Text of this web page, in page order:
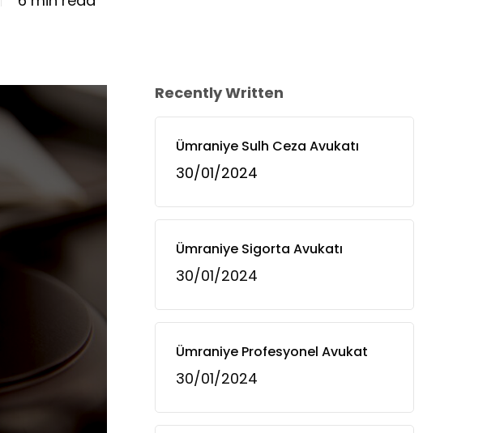
Recently Written
Ümraniye Sulh Ceza Avukatı
30/01/2024
Ümraniye Sigorta Avukatı
30/01/2024
Ümraniye Profesyonel Avukat
30/01/2024